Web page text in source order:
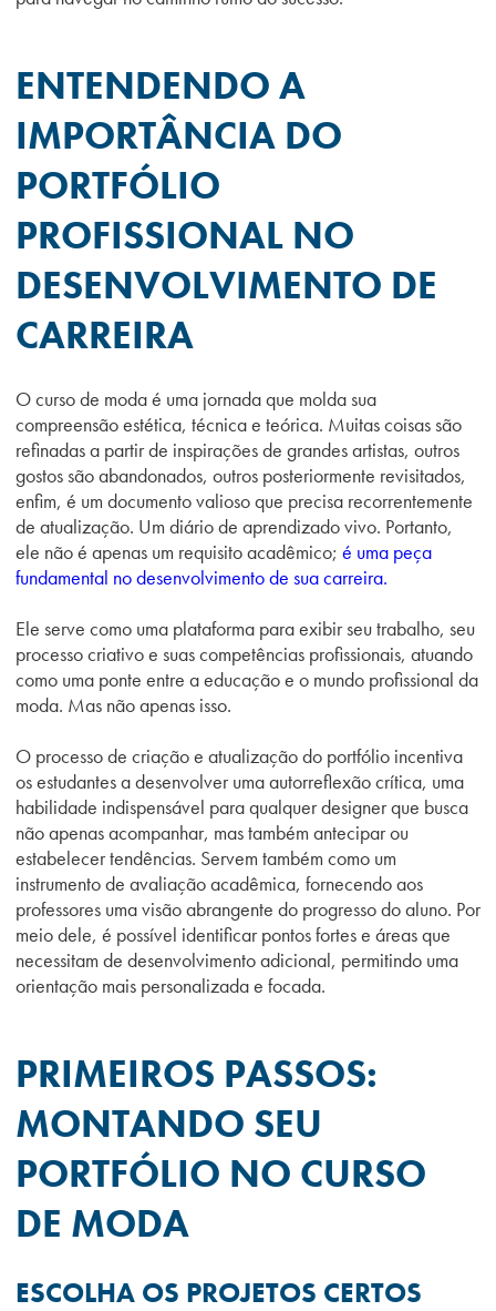
ENTENDENDO A
IMPORTÂNCIA DO
PORTFÓLIO
PROFISSIONAL NO
DESENVOLVIMENTO DE
CARREIRA
O curso de moda é uma jornada que molda sua
compreensão estética, técnica e teórica. Muitas coisas são
refinadas a partir de inspirações de grandes artistas, outros
gostos são abandonados, outros posteriormente revisitados,
enfim, é um documento valioso que precisa recorrentemente
de atualização. Um diário de aprendizado vivo. Portanto,
ele não é apenas um requisito acadêmico; é uma peça
fundamental no desenvolvimento de sua carreira.
Ele serve como uma plataforma para exibir seu trabalho, seu
processo criativo e suas competências profissionais, atuando
como uma ponte entre a educação e o mundo profissional da
moda. Mas não apenas isso.
O processo de criação e atualização do portfólio incentiva
os estudantes a desenvolver uma autorreflexão crítica, uma
habilidade indispensável para qualquer designer que busca
não apenas acompanhar, mas também antecipar ou
estabelecer tendências. Servem também como um
instrumento de avaliação acadêmica, fornecendo aos
professores uma visão abrangente do progresso do aluno. Por
meio dele, é possível identificar pontos fortes e áreas que
necessitam de desenvolvimento adicional, permitindo uma
orientação mais personalizada e focada.
PRIMEIROS PASSOS:
MONTANDO SEU
PORTFÓLIO NO CURSO
DE MODA
ESCOLHA OS PROJETOS CERTOS